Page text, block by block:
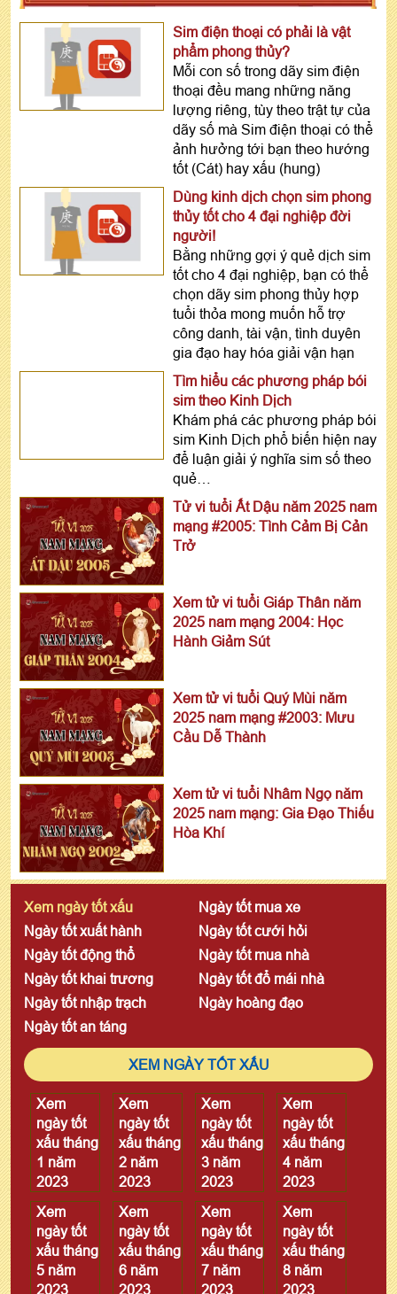
Sim điện thoại có phải là vật
phẩm phong thủy?
Mỗi con số trong dãy sim điện
thoại đều mang những năng
lượng riêng, tùy theo trật tự của
dãy số mà Sim điện thoại có thể
ảnh hưởng tới bạn theo hướng
tốt (Cát) hay xấu (hung)
Dùng kinh dịch chọn sim phong
thủy tốt cho 4 đại nghiệp đời
người!
Bằng những gợi ý quẻ dịch sim
tốt cho 4 đại nghiệp, bạn có thể
chọn dãy sim phong thủy hợp
tuổi thỏa mong muốn hỗ trợ
công danh, tài vận, tình duyên
gia đạo hay hóa giải vận hạn
Tìm hiểu các phương pháp bói
sim theo Kinh Dịch
Khám phá các phương pháp bói
sim Kinh Dịch phổ biến hiện nay
để luận giải ý nghĩa sim số theo
quẻ…
Tử vi tuổi Ất Dậu năm 2025 nam
mạng #2005: Tình Cảm Bị Cản
Trở
Xem tử vi tuổi Giáp Thân năm
2025 nam mạng 2004: Học
Hành Giảm Sút
Xem tử vi tuổi Quý Mùi năm
2025 nam mạng #2003: Mưu
Cầu Dễ Thành
Xem tử vi tuổi Nhâm Ngọ năm
2025 nam mạng: Gia Đạo Thiếu
Hòa Khí
Xem ngày tốt xấu
Ngày tốt mua xe
Ngày tốt xuất hành
Ngày tốt cưới hỏi
Ngày tốt động thổ
Ngày tốt mua nhà
Ngày tốt khai trương
Ngày tốt đổ mái nhà
Ngày tốt nhập trạch
Ngày hoàng đạo
Ngày tốt an táng
XEM NGÀY TỐT XẤU
Xem
ngày tốt
xấu tháng
1 năm
2023
Xem
ngày tốt
xấu tháng
2 năm
2023
Xem
ngày tốt
xấu tháng
3 năm
2023
Xem
ngày tốt
xấu tháng
4 năm
2023
Xem
ngày tốt
xấu tháng
5 năm
2023
Xem
ngày tốt
xấu tháng
6 năm
2023
Xem
ngày tốt
xấu tháng
7 năm
2023
Xem
ngày tốt
xấu tháng
8 năm
2023